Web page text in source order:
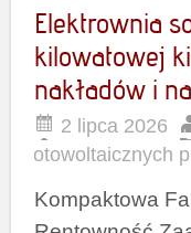
Elektrownia
kilowatowej
nakładów i
2 lipca 2026
fotowoltaicznych
Kompaktowa